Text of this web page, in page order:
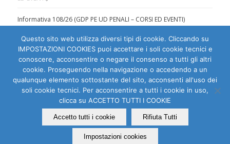
Informativa 108/26 (GDP PE UD PENALI – CORSI ED EVENTI)
Ordine degli Avvocati di Pescara | C.F. 80007810684 |
Dichiarazione di accessibilità|Segnala problema di
accessibilità
PEC:segreteria (at) ordineavvocatipescarapec.it
Questo sito web utilizza diversi tipi di cookie. Cliccando su
IMPOSTAZIONI COOKIES puoi accettare i soli cookie tecnici e
conoscere, acconsentire o negare il consenso a tutti gli altri
cookie. Proseguendo nella navigazione o accedendo a un
qualunque elemento sottostante del sito, acconsenti all'uso dei
soli cookie tecnici. Per acconsentire a tutti i cookie in uso,
clicca su ACCETTO TUTTI I COOKIE
Accetto tutti i cookie Rifiuta Tutti
Impostazioni cookies